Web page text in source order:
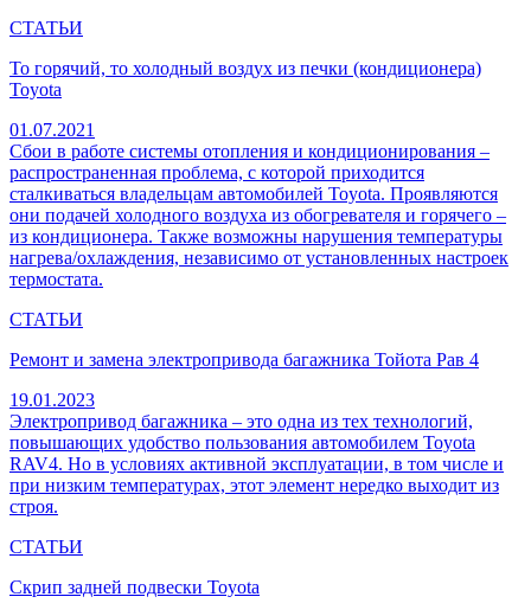
СТАТЬИ
То горячий, то холодный воздух из печки (кондиционера)
Toyota
01.07.2021
Сбои в работе системы отопления и кондиционирования –
распространенная проблема, с которой приходится
сталкиваться владельцам автомобилей Toyota. Проявляются
они подачей холодного воздуха из обогревателя и горячего –
из кондиционера. Также возможны нарушения температуры
нагрева/охлаждения, независимо от установленных настроек
термостата.
СТАТЬИ
Ремонт и замена электропривода багажника Тойота Рав 4
19.01.2023
Электропривод багажника – это одна из тех технологий,
повышающих удобство пользования автомобилем Toyota
RAV4. Но в условиях активной эксплуатации, в том числе и
при низким температурах, этот элемент нередко выходит из
строя.
СТАТЬИ
Скрип задней подвески Toyota